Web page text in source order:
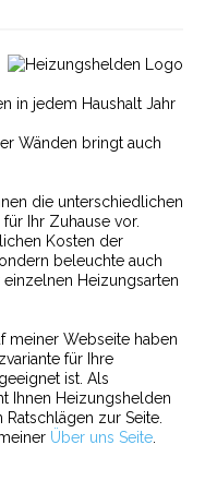
in jedem Haushalt Jahr
Wänden bringt auch
die unterschiedlichen
Ihr Zuhause vor.
Kosten der
beleuchte auch
Heizungsarten
meiner Webseite haben
für Ihre
ist. Als
Ihnen Heizungshelden
zur Seite.
Über uns Seite